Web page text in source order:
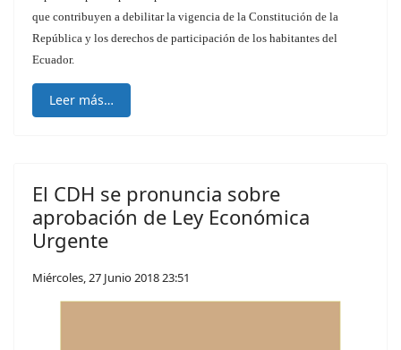
que contribuyen a debilitar la vigencia de la Constitución de la
República y los derechos de participación de los habitantes del
Ecuador.
Leer más…
El CDH se pronuncia sobre
aprobación de Ley Económica
Urgente
Miércoles, 27 Junio 2018 23:51